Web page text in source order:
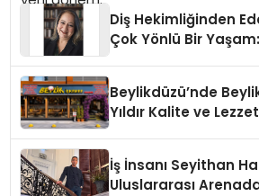
Diş Hekimliğinden
Çok Yönlü Bir
Beylikdüzü’nde
Yıldır Kalite ve
İş İnsanı Seyithan
Uluslararası